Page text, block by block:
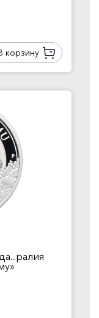
корзину